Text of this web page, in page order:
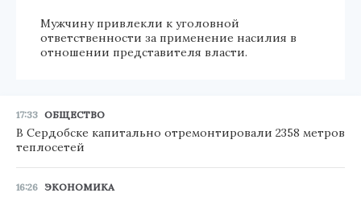
Мужчину привлекли к уголовной
ответственности за применение насилия в
отношении представителя власти.
17:33 ОБЩЕСТВО
В Сердобске капитально отремонтировали 2358 метров
теплосетей
16:26 ЭКОНОМИКА